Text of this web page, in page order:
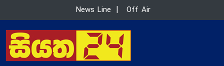
News Line Off Air